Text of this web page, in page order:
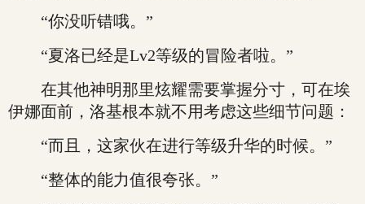
“你没听错哦。”
“夏洛已经是Lv2等级的冒险者啦。”
在其他神明那里炫耀需要掌握分寸，可在埃
伊娜面前，洛基根本就不用考虑这些细节问题：
“而且，这家伙在进行等级升华的时候。”
“整体的能力值很夸张。”